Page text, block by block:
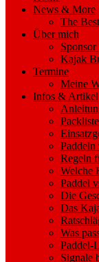
News & More
The
Über mich
Sponsor
Kajak
Termine
Meine
Infos & Artikel
Paddeln
Regeln
Welche
Paddel
Die
Das
Was
Paddel-
Signale